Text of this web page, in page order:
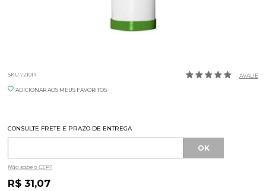
SKU 721014 AVALIE
ADICIONAR AOS MEUS FAVORITOS
CONSULTE FRETE E PRAZO DE ENTREGA
Não sabe o CEP?
R$ 31,07